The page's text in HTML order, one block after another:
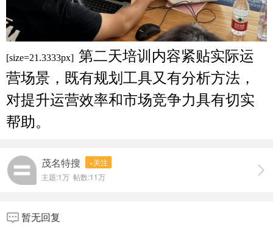
[size=21.3333px] 第二天培训内容紧贴实际运
营场景，既有规划工具又有分析方法，
对提升运营效率和市场竞争力具有切实
帮助。
茂名特搜
+关注
主题:1万 帖数:11万
暂无回复